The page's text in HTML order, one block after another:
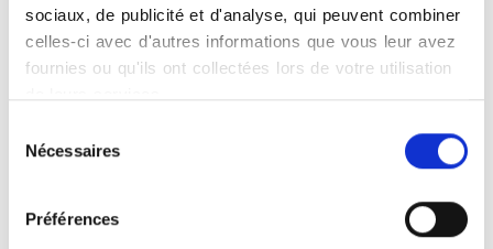
sociaux, de publicité et d'analyse, qui peuvent combiner
celles-ci avec d'autres informations que vous leur avez
fournies ou qu'ils ont collectées lors de votre utilisation
Nécessaires
Préférences
Leaflet |©OpenStreetMapcontributors